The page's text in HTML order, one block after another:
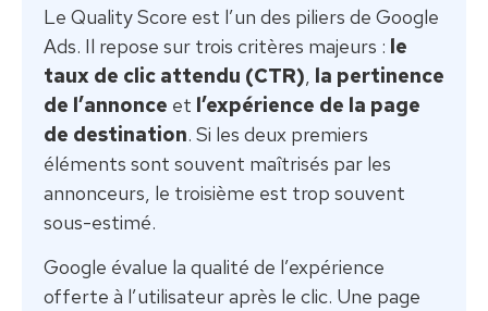
Le Quality Score est l’un des piliers de Google
Ads. Il repose sur trois critères majeurs : le
taux de clic attendu (CTR), la pertinence
de l’annonce et l’expérience de la page
de destination. Si les deux premiers
éléments sont souvent maîtrisés par les
annonceurs, le troisième est trop souvent
sous-estimé.
Google évalue la qualité de l’expérience
offerte à l’utilisateur après le clic. Une page